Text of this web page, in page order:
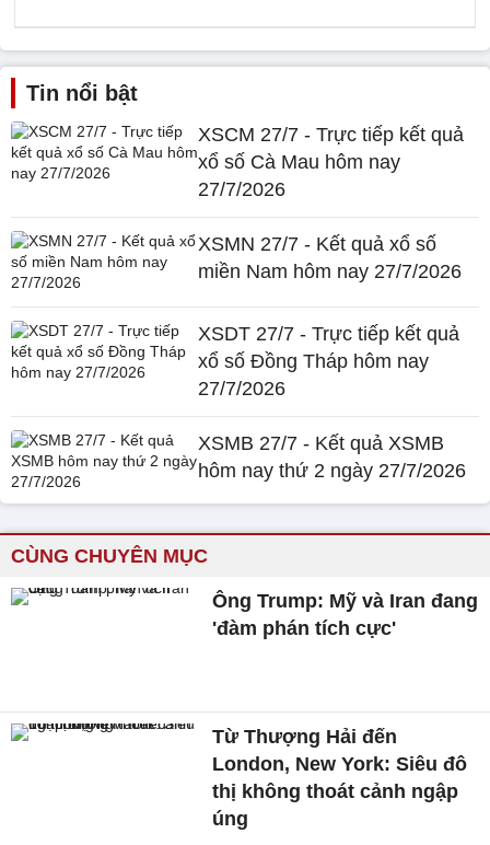
Tin nổi bật
XSCM 27/7 - Trực tiếp kết quả
xổ số Cà Mau hôm nay
27/7/2026
XSMN 27/7 - Kết quả xổ số
miền Nam hôm nay 27/7/2026
XSDT 27/7 - Trực tiếp kết quả
xổ số Đồng Tháp hôm nay
27/7/2026
XSMB 27/7 - Kết quả XSMB
hôm nay thứ 2 ngày 27/7/2026
CÙNG CHUYÊN MỤC
Ông Trump: Mỹ và Iran đang
'đàm phán tích cực'
Từ Thượng Hải đến
London, New York: Siêu đô
thị không thoát cảnh ngập
úng